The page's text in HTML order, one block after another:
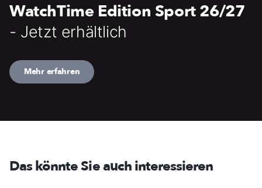
WatchTime Edition Sport 26/27
- Jetzt erhältlich
Mehr erfahren
Das könnte Sie auch interessieren